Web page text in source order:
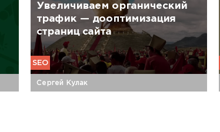
Увеличиваем органический
трафик — дооптимизация
страниц сайта
SEO
Сергей Кулак